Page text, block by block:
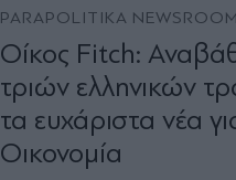
PARAPOLITIKA NEWSROOM
Οίκος Fitch:
τριών ελληνικών
τα ευχάριστα νέα
Οικονομία